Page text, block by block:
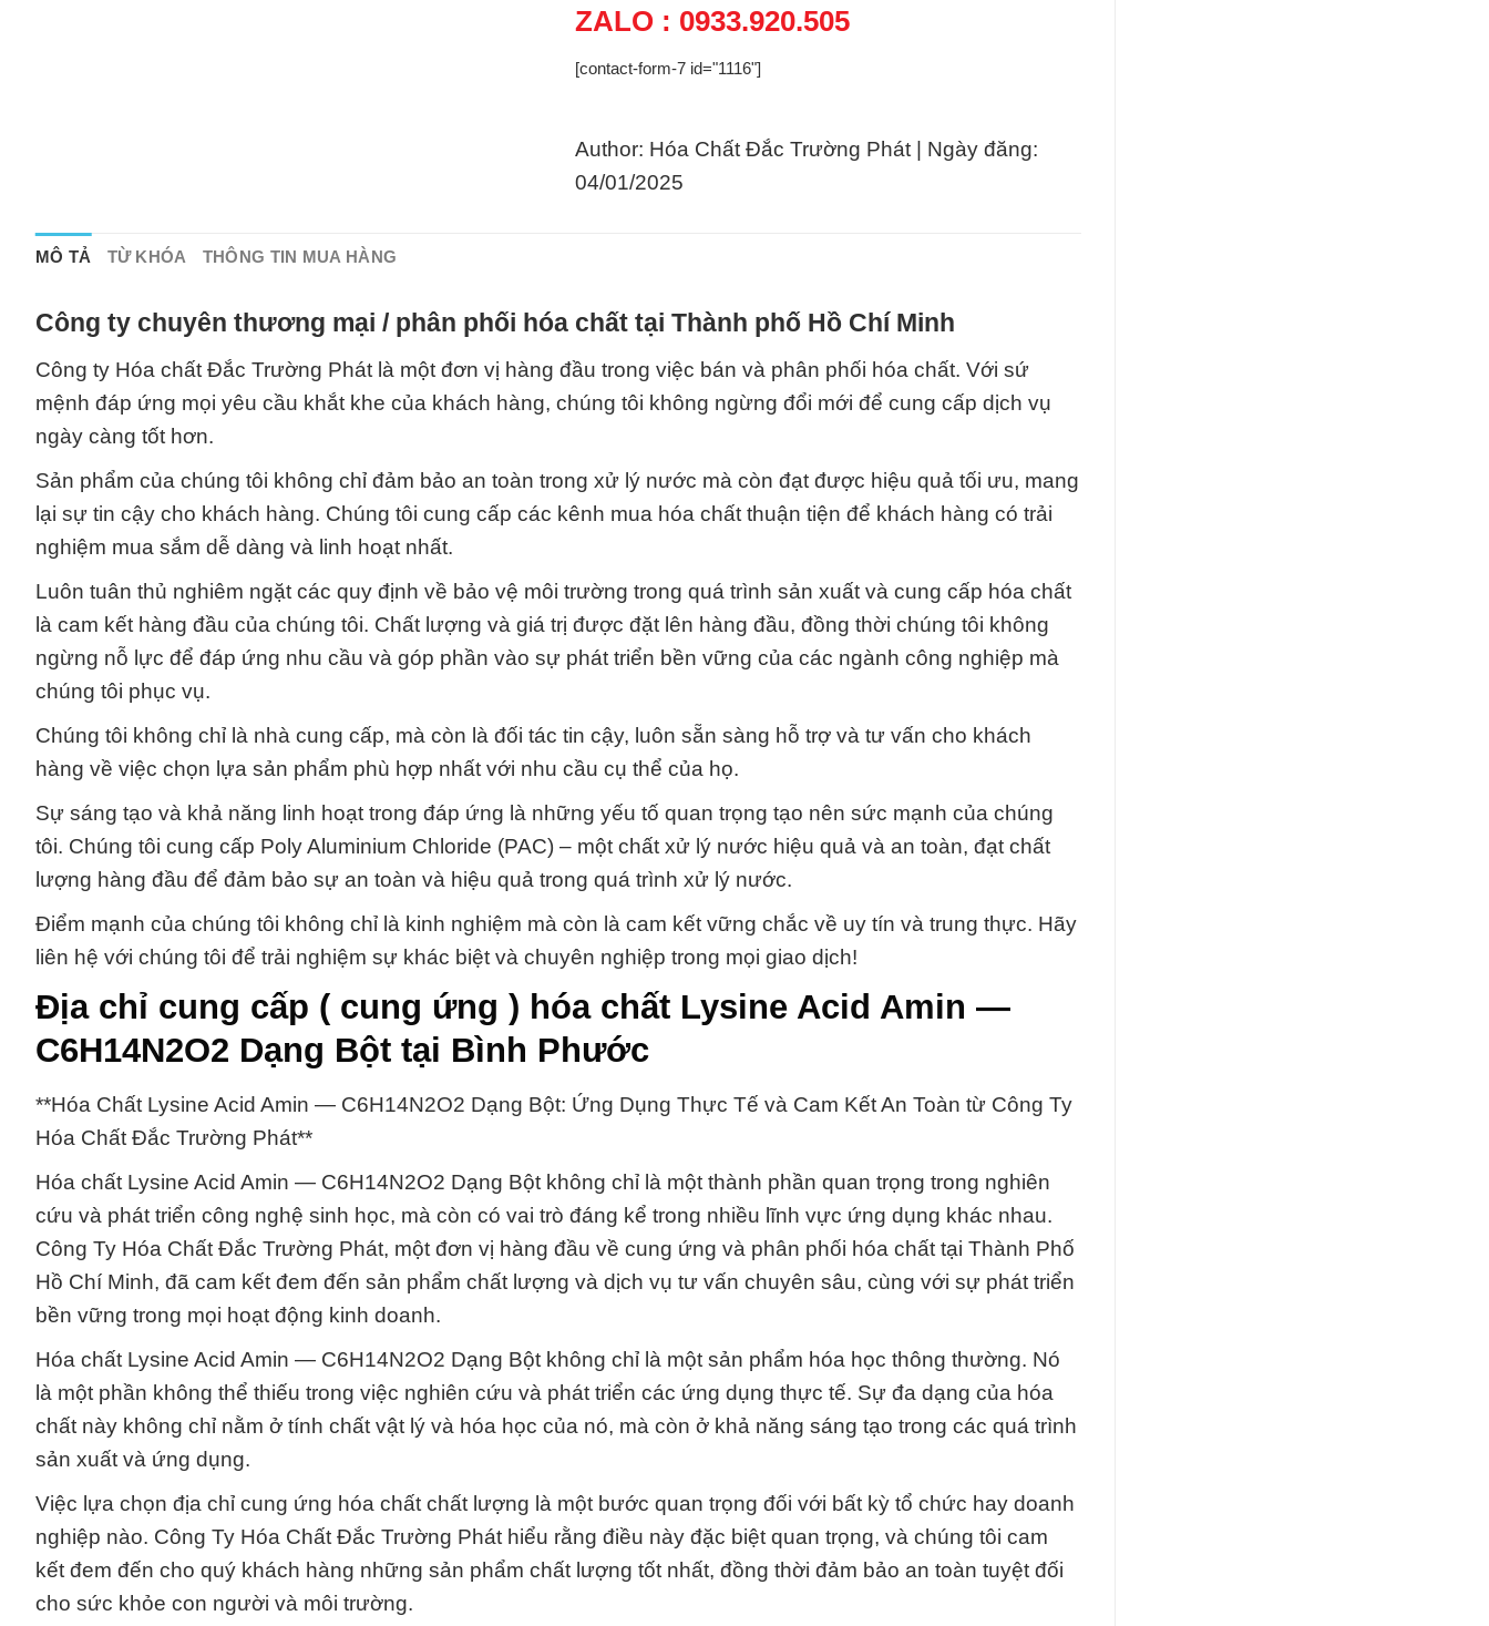
ZALO : 0933.920.505
[contact-form-7 id="1116"]
Author: Hóa Chất Đắc Trường Phát | Ngày đăng:
04/01/2025
MÔ TẢ TỪ KHÓA THÔNG TIN MUA HÀNG
Công ty chuyên thương mại / phân phối hóa chất tại Thành phố Hồ Chí Minh
Công ty Hóa chất Đắc Trường Phát là một đơn vị hàng đầu trong việc bán và phân phối hóa chất. Với sứ
mệnh đáp ứng mọi yêu cầu khắt khe của khách hàng, chúng tôi không ngừng đổi mới để cung cấp dịch vụ
ngày càng tốt hơn.
Sản phẩm của chúng tôi không chỉ đảm bảo an toàn trong xử lý nước mà còn đạt được hiệu quả tối ưu, mang
lại sự tin cậy cho khách hàng. Chúng tôi cung cấp các kênh mua hóa chất thuận tiện để khách hàng có trải
nghiệm mua sắm dễ dàng và linh hoạt nhất.
Luôn tuân thủ nghiêm ngặt các quy định về bảo vệ môi trường trong quá trình sản xuất và cung cấp hóa chất
là cam kết hàng đầu của chúng tôi. Chất lượng và giá trị được đặt lên hàng đầu, đồng thời chúng tôi không
ngừng nỗ lực để đáp ứng nhu cầu và góp phần vào sự phát triển bền vững của các ngành công nghiệp mà
chúng tôi phục vụ.
Chúng tôi không chỉ là nhà cung cấp, mà còn là đối tác tin cậy, luôn sẵn sàng hỗ trợ và tư vấn cho khách
hàng về việc chọn lựa sản phẩm phù hợp nhất với nhu cầu cụ thể của họ.
Sự sáng tạo và khả năng linh hoạt trong đáp ứng là những yếu tố quan trọng tạo nên sức mạnh của chúng
tôi. Chúng tôi cung cấp Poly Aluminium Chloride (PAC) – một chất xử lý nước hiệu quả và an toàn, đạt chất
lượng hàng đầu để đảm bảo sự an toàn và hiệu quả trong quá trình xử lý nước.
Điểm mạnh của chúng tôi không chỉ là kinh nghiệm mà còn là cam kết vững chắc về uy tín và trung thực. Hãy
liên hệ với chúng tôi để trải nghiệm sự khác biệt và chuyên nghiệp trong mọi giao dịch!
Địa chỉ cung cấp ( cung ứng ) hóa chất Lysine Acid Amin —
C6H14N2O2 Dạng Bột tại Bình Phước
**Hóa Chất Lysine Acid Amin — C6H14N2O2 Dạng Bột: Ứng Dụng Thực Tế và Cam Kết An Toàn từ Công Ty
Hóa Chất Đắc Trường Phát**
Hóa chất Lysine Acid Amin — C6H14N2O2 Dạng Bột không chỉ là một thành phần quan trọng trong nghiên
cứu và phát triển công nghệ sinh học, mà còn có vai trò đáng kể trong nhiều lĩnh vực ứng dụng khác nhau.
Công Ty Hóa Chất Đắc Trường Phát, một đơn vị hàng đầu về cung ứng và phân phối hóa chất tại Thành Phố
Hồ Chí Minh, đã cam kết đem đến sản phẩm chất lượng và dịch vụ tư vấn chuyên sâu, cùng với sự phát triển
bền vững trong mọi hoạt động kinh doanh.
Hóa chất Lysine Acid Amin — C6H14N2O2 Dạng Bột không chỉ là một sản phẩm hóa học thông thường. Nó
là một phần không thể thiếu trong việc nghiên cứu và phát triển các ứng dụng thực tế. Sự đa dạng của hóa
chất này không chỉ nằm ở tính chất vật lý và hóa học của nó, mà còn ở khả năng sáng tạo trong các quá trình
sản xuất và ứng dụng.
Việc lựa chọn địa chỉ cung ứng hóa chất chất lượng là một bước quan trọng đối với bất kỳ tổ chức hay doanh
nghiệp nào. Công Ty Hóa Chất Đắc Trường Phát hiểu rằng điều này đặc biệt quan trọng, và chúng tôi cam
kết đem đến cho quý khách hàng những sản phẩm chất lượng tốt nhất, đồng thời đảm bảo an toàn tuyệt đối
cho sức khỏe con người và môi trường.